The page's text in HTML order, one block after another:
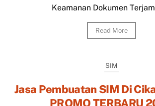
Keamanan Dokumen
Read More
SIM
Jasa Pembuatan SIM Di
PROMO TERBARU